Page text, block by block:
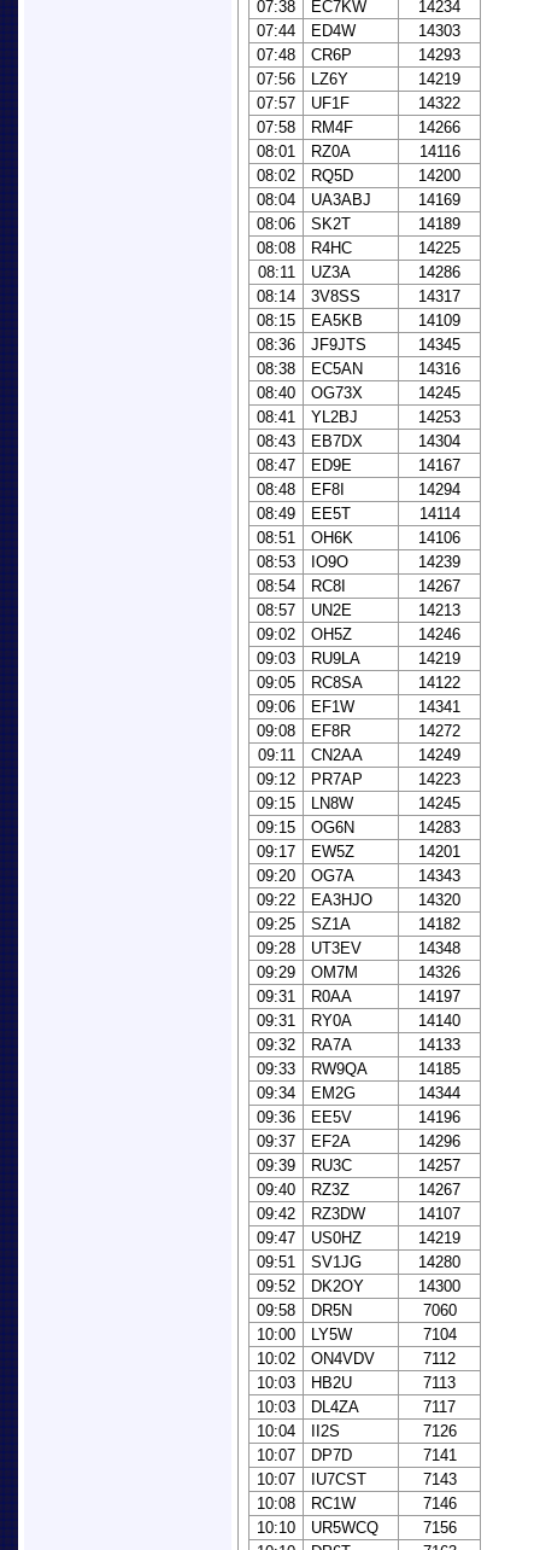
07:38
EC7KW
14234
07:44
ED4W
14303
07:48
CR6P
14293
07:56
LZ6Y
14219
07:57
UF1F
14322
07:58
RM4F
14266
08:01
RZ0A
14116
08:02
RQ5D
14200
08:04
UA3ABJ
14169
08:06
SK2T
14189
08:08
R4HC
14225
08:11
UZ3A
14286
08:14
3V8SS
14317
08:15
EA5KB
14109
08:36
JF9JTS
14345
08:38
EC5AN
14316
08:40
OG73X
14245
08:41
YL2BJ
14253
08:43
EB7DX
14304
08:47
ED9E
14167
08:48
EF8I
14294
08:49
EE5T
14114
08:51
OH6K
14106
08:53
IO9O
14239
08:54
RC8I
14267
08:57
UN2E
14213
09:02
OH5Z
14246
09:03
RU9LA
14219
09:05
RC8SA
14122
09:06
EF1W
14341
09:08
EF8R
14272
09:11
CN2AA
14249
09:12
PR7AP
14223
09:15
LN8W
14245
09:15
OG6N
14283
09:17
EW5Z
14201
09:20
OG7A
14343
09:22
EA3HJO
14320
09:25
SZ1A
14182
09:28
UT3EV
14348
09:29
OM7M
14326
09:31
R0AA
14197
09:31
RY0A
14140
09:32
RA7A
14133
09:33
RW9QA
14185
09:34
EM2G
14344
09:36
EE5V
14196
09:37
EF2A
14296
09:39
RU3C
14257
09:40
RZ3Z
14267
09:42
RZ3DW
14107
09:47
US0HZ
14219
09:51
SV1JG
14280
09:52
DK2OY
14300
09:58
DR5N
7060
10:00
LY5W
7104
10:02
ON4VDV
7112
10:03
HB2U
7113
10:03
DL4ZA
7117
10:04
II2S
7126
10:07
DP7D
7141
10:07
IU7CST
7143
10:08
RC1W
7146
10:10
UR5WCQ
7156